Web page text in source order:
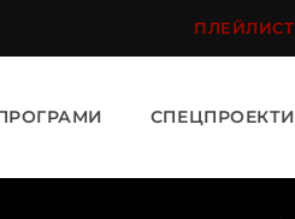
ПЛЕЙЛИСТ
СПЕЦПРОЕКТИ